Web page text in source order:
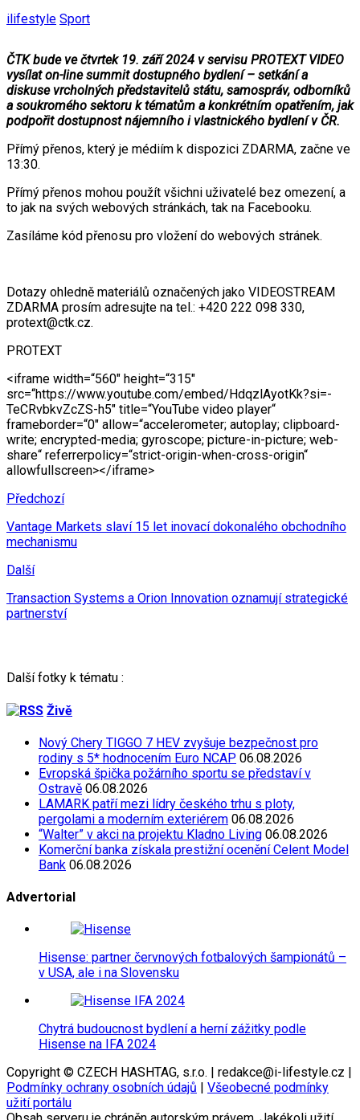
ilifestyle Sport
ČTK bude ve čtvrtek 19. září 2024 v servisu PROTEXT VIDEO
vysílat on-line summit dostupného bydlení – setkání a
diskuse vrcholných představitelů státu, samospráv, odborníků
a soukromého sektoru k tématům a konkrétním opatřením, jak
podpořit dostupnost nájemního i vlastnického bydlení v ČR.
Přímý přenos, který je médiím k dispozici ZDARMA, začne ve
13:30.
Přímý přenos mohou použít všichni uživatelé bez omezení, a
to jak na svých webových stránkách, tak na Facebooku.
Zasíláme kód přenosu pro vložení do webových stránek.
Dotazy ohledně materiálů označených jako VIDEOSTREAM
ZDARMA prosím adresujte na tel.: +420 222 098 330,
protext@ctk.cz.
PROTEXT
<iframe width=“560″ height=“315″
src=“https://www.youtube.com/embed/HdqzlAyotKk?si=-
TeCRvbkvZcZS-h5″ title=“YouTube video player“
frameborder=“0″ allow=“accelerometer; autoplay; clipboard-
write; encrypted-media; gyroscope; picture-in-picture; web-
share“ referrerpolicy=“strict-origin-when-cross-origin“
allowfullscreen></iframe>
Předchozí
Vantage Markets slaví 15 let inovací dokonalého obchodního
mechanismu
Další
Transaction Systems a Orion Innovation oznamují strategické
partnerství
Další fotky k tématu :
Živě
Nový Chery TIGGO 7 HEV zvyšuje bezpečnost pro
rodiny s 5* hodnocením Euro NCAP 06.08.2026
Evropská špička požárního sportu se představí v
Ostravě 06.08.2026
LAMARK patří mezi lídry českého trhu s ploty,
pergolami a moderním exteriérem 06.08.2026
“Walter” v akci na projektu Kladno Living 06.08.2026
Komerční banka získala prestižní ocenění Celent Model
Bank 06.08.2026
Advertorial
Hisense: partner červnových fotbalových šampionátů –
v USA, ale i na Slovensku
Chytrá budoucnost bydlení a herní zážitky podle
Hisense na IFA 2024
Copyright © CZECH HASHTAG, s.r.o. | redakce@i-lifestyle.cz |
Podmínky ochrany osobních údajů
Všeobecné podmínky
užití portálu